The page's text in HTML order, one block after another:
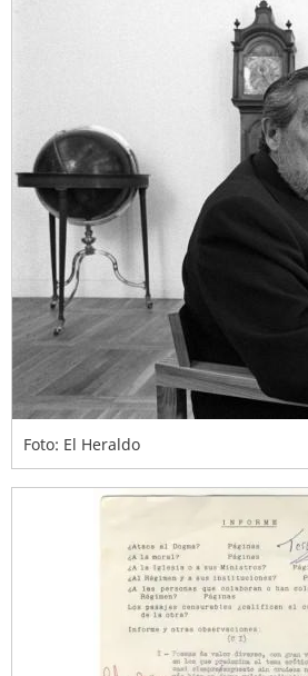
Foto: El Heraldo